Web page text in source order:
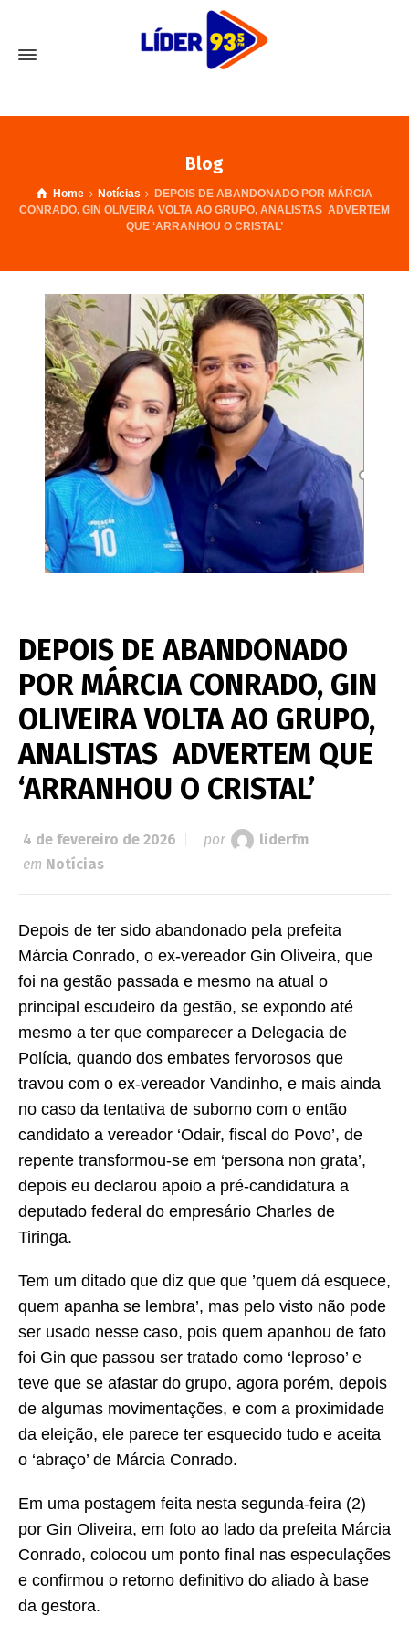
Blog
Home Notícias
DEPOIS DE ABANDONADO POR MÁRCIA
CONRADO, GIN OLIVEIRA VOLTA AO GRUPO, ANALISTAS ADVERTEM
QUE ‘ARRANHOU O CRISTAL’
DEPOIS DE ABANDONADO
POR MÁRCIA CONRADO, GIN
OLIVEIRA VOLTA AO GRUPO,
ANALISTAS ADVERTEM QUE
‘ARRANHOU O CRISTAL’
4 de fevereiro de 2026 por
liderfm
em Notícias
Depois de ter sido abandonado pela prefeita
Márcia Conrado, o ex-vereador Gin Oliveira, que
foi na gestão passada e mesmo na atual o
principal escudeiro da gestão, se expondo até
mesmo a ter que comparecer a Delegacia de
Polícia, quando dos embates fervorosos que
travou com o ex-vereador Vandinho, e mais ainda
no caso da tentativa de suborno com o então
candidato a vereador ‘Odair, fiscal do Povo’, de
repente transformou-se em ‘persona non grata’,
depois eu declarou apoio a pré-candidatura a
deputado federal do empresário Charles de
Tiringa.
Tem um ditado que diz que que ’quem dá esquece,
quem apanha se lembra’, mas pelo visto não pode
ser usado nesse caso, pois quem apanhou de fato
foi Gin que passou ser tratado como ‘leproso’ e
teve que se afastar do grupo, agora porém, depois
de algumas movimentações, e com a proximidade
da eleição, ele parece ter esquecido tudo e aceita
o ‘abraço’ de Márcia Conrado.
Em uma postagem feita nesta segunda-feira (2)
por Gin Oliveira, em foto ao lado da prefeita Márcia
Conrado, colocou um ponto final nas especulações
e confirmou o retorno definitivo do aliado à base
da gestora.